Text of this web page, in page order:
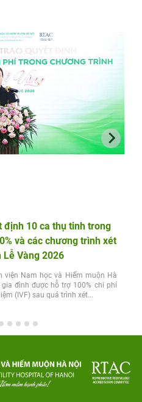
định 10 ca thụ tinh trong
và các chương trình xét
Vàng 2026
viện Nam học và Hiếm muộn Hà
đình được hỗ trợ 100% chi phí
(IVF) sau quá trình xét...